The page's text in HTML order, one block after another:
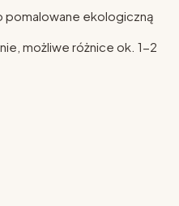
pomalowane ekologiczną
możliwe różnice ok. 1-2